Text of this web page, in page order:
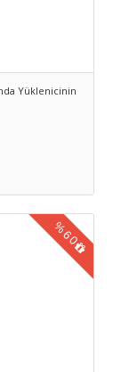
Yüklenicinin
%
60